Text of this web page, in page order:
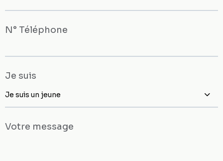
N° Téléphone
Je suis
Je suis un jeune
Votre message